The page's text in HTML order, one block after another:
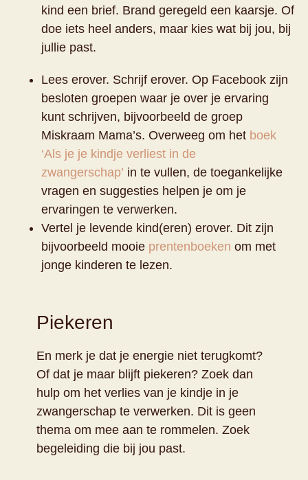
kind een brief. Brand geregeld een kaarsje. Of
doe iets heel anders, maar kies wat bij jou, bij
jullie past.
Lees erover. Schrijf erover. Op Facebook zijn
besloten groepen waar je over je ervaring
kunt schrijven, bijvoorbeeld de groep
Miskraam Mama’s. Overweeg om het boek
‘Als je je kindje verliest in de
zwangerschap’ in te vullen, de toegankelijke
vragen en suggesties helpen je om je
ervaringen te verwerken.
Vertel je levende kind(eren) erover. Dit zijn
bijvoorbeeld mooie prentenboeken om met
jonge kinderen te lezen.
Piekeren
En merk je dat je energie niet terugkomt?
Of dat je maar blijft piekeren? Zoek dan
hulp om het verlies van je kindje in je
zwangerschap te verwerken. Dit is geen
thema om mee aan te rommelen. Zoek
begeleiding die bij jou past.